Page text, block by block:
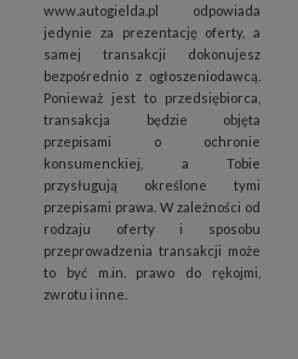
www.autogielda.pl odpowiada
jedynie za prezentację oferty, a
samej transakcji dokonujesz
bezpośrednio z ogłoszeniodawcą.
Ponieważ jest to przedsiębiorca,
transakcja będzie objęta
przepisami o ochronie
konsumenckiej, a Tobie
przysługują określone tymi
przepisami prawa. W zależności od
rodzaju oferty i sposobu
przeprowadzenia transakcji może
to być m.in. prawo do rękojmi,
zwrotu i inne.